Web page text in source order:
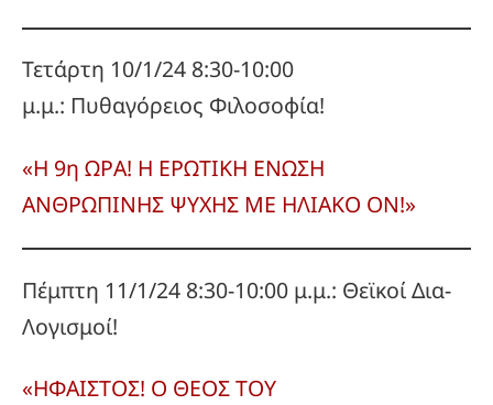
Τετάρτη 10/1/24 8:30-10:00
μ.μ.: Πυθαγόρειος Φιλοσοφία!
«Η 9η ΩΡΑ! Η ΕΡΩΤΙΚΗ ΕΝΩΣΗ
ΑΝΘΡΩΠΙΝΗΣ ΨΥΧΗΣ ΜΕ ΗΛΙΑΚΟ ΟΝ!»
Πέμπτη 11/1/24 8:30-10:00 μ.μ.: Θεϊκοί Δια-
Λογισμοί!
«ΗΦΑΙΣΤΟΣ! Ο ΘΕΟΣ ΤΟΥ